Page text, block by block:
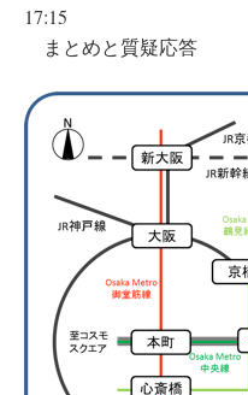
17:15
まとめと質疑応答